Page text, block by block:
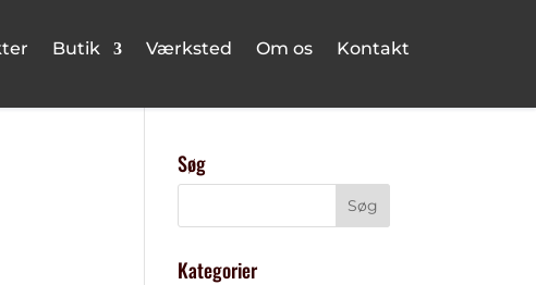
Butik Værksted Om os Kontakt
Søg
Kategorier